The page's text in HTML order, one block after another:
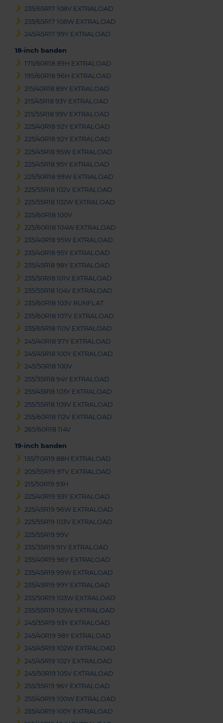
235/65R17 108V EXTRALOAD
235/65R17 108W EXTRALOAD
245/45R17 99Y EXTRALOAD
18-inch banden
175/60R18 89H EXTRALOAD
195/60R18 96H EXTRALOAD
215/40R18 89Y EXTRALOAD
215/45R18 93Y EXTRALOAD
215/55R18 99V EXTRALOAD
225/40R18 92Y EXTRALOAD
225/40R18 92Y EXTRALOAD
225/45R18 95W EXTRALOAD
225/45R18 95Y EXTRALOAD
225/50R18 99W EXTRALOAD
225/55R18 102V EXTRALOAD
225/55R18 102W EXTRALOAD
225/60R18 100V
225/60R18 104W EXTRALOAD
235/40R18 95W EXTRALOAD
235/40R18 95Y EXTRALOAD
235/45R18 98Y EXTRALOAD
235/50R18 101V EXTRALOAD
235/55R18 104V EXTRALOAD
235/60R18 103V RUNFLAT
235/60R18 107V EXTRALOAD
235/65R18 110V EXTRALOAD
245/40R18 97Y EXTRALOAD
245/45R18 100Y EXTRALOAD
245/50R18 100V
255/35R18 94Y EXTRALOAD
255/45R18 103Y EXTRALOAD
255/55R18 109V EXTRALOAD
255/60R18 112V EXTRALOAD
265/60R18 114V
19-inch banden
155/70R19 88H EXTRALOAD
205/55R19 97V EXTRALOAD
215/50R19 93H
225/40R19 93Y EXTRALOAD
225/45R19 96W EXTRALOAD
225/55R19 103V EXTRALOAD
225/55R19 99V
235/35R19 91Y EXTRALOAD
235/40R19 96Y EXTRALOAD
235/45R19 99W EXTRALOAD
235/45R19 99Y EXTRALOAD
235/50R19 103W EXTRALOAD
235/55R19 105W EXTRALOAD
245/35R19 93Y EXTRALOAD
245/40R19 98Y EXTRALOAD
245/45R19 102W EXTRALOAD
245/45R19 102Y EXTRALOAD
245/50R19 105V EXTRALOAD
255/35R19 96Y EXTRALOAD
255/40R19 100W EXTRALOAD
255/40R19 100Y EXTRALOAD